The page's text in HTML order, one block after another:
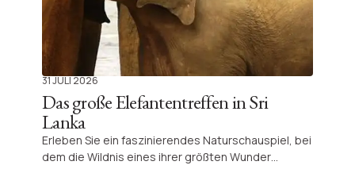
31 JULI 2026
Das große Elefantentreffen in Sri
Lanka
Erleben Sie ein faszinierendes Naturschauspiel, bei
dem die Wildnis eines ihrer größten Wunder